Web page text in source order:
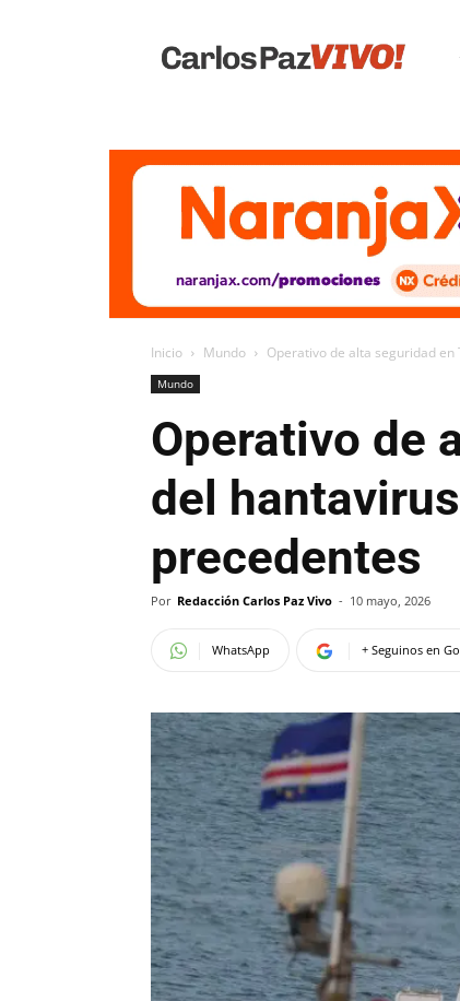
Vivo
Inicio Mundo Operativo de alta seguridad
Mundo
Operativo de
del
precedentes
Por Redacción Carlos Paz Vivo - 10 mayo, 2026
WhatsApp + Seguinos en